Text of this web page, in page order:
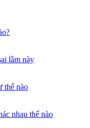
lầm này
thế nào
nhau thế nào